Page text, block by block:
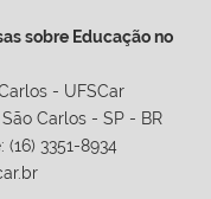
sobre Educação no
- UFSCar
Carlos - SP - BR
3351-8934